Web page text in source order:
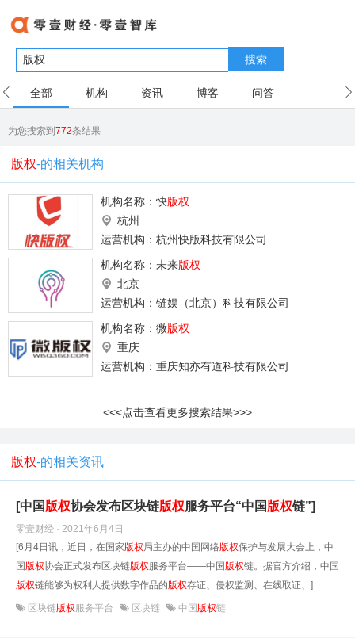
搜索
全部 机构 资讯 博客 问答
为您搜索到772条结果
版权-的相关机构
机构名称：快版权
杭州
运营机构：杭州快版科技有限公司
机构名称： 未来版权
北京
运营机构：链娱（北京）科技有限公司
机构名称： 微版权
重庆
运营机构：重庆知亦有道科技有限公司
<<<点击查看更多搜索结果>>>
版权-的相关资讯
[中国版权协会发布区块链版权服务平台“中国版权链”]
零壹财经 · 2021年6月4日
[6月4日讯，近日，在国家版权局主办的中国网络版权保护与发展大会上，中
国版权协会正式发布区块链版权服务平台——中国版权链。据官方介绍，中国
版权链能够为权利人提供数字作品的版权存证、侵权监测、在线取证、]
区块链版权服务平台 区块链 中国版权链